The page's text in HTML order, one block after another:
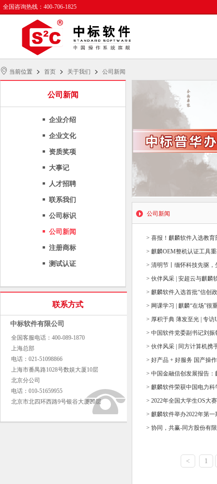
全国咨询热线：400-706-1825
当前位置 > 首页 > 关于我们 > 公司新闻
公司新闻
企业介绍
企业文化
资质奖项
大事记
人才招聘
联系我们
公司标识
公司新闻
注册商标
测试认证
联系方式
中标软件有限公司
全国客服电话：400-089-1870
上海总部
电话：021-51098866
上海市番禺路1028号数娱大厦10层
北京分公司
电话：010-51659955
北京市北四环西路9号银谷大厦20层
公司新闻
> 喜报！麒麟软件入选教
> 麒麟OEM整机认证工具
> 清明节丨缅怀科技先驱，
> 伙伴风采 | 安超云与麒麟
> 麒麟软件入选首批“信创
> 网课学习 | 麒麟“在场”很
> 厚积于典 薄发至光 | 专
> 中国软件党委副书记刘
> 伙伴风采 | 同方计算机携
> 好产品 + 好服务 国产操
> 中国金融信创发展报告：
> 麒麟软件荣获中国电力
> 2022年全国大学生OS大
> 麒麟软件举办2022年第
> 协同，共赢-同方股份有
< 1